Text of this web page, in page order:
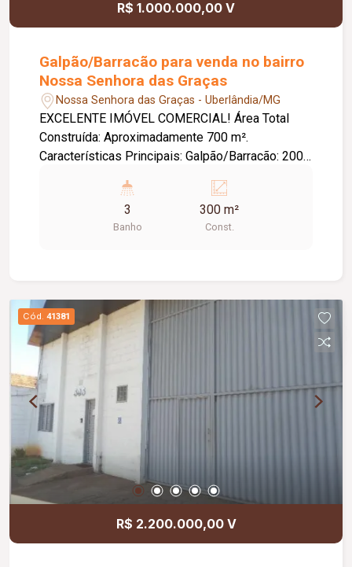
R$ 1.000.000,00 V
Galpão/Barracão para venda no bairro
Nossa Senhora das Graças
Nossa Senhora das Graças - Uberlândia/MG
EXCELENTE IMÓVEL COMERCIAL! Área Total
Construída: Aproximadamente 700 m².
Características Principais: Galpão/Barracão: 200
para caminhões e vestiários/banheiros
(masculino e feminino). Ideal para estoque,
logística ou produção. Área Comercial/Escritório:
Pátio/Estacionamento: Amplo pátio com
aproximadamente 600 m², todo com brita,
proporcionando excelente área de manobra e
entrada independente para caminhões e veículos
de grande porte. Ponto Forte: Grande área de
pátio e fácil acesso para logística.
3
Banho
300 m²
Const.
Cód. 41381
R$ 2.200.000,00 V